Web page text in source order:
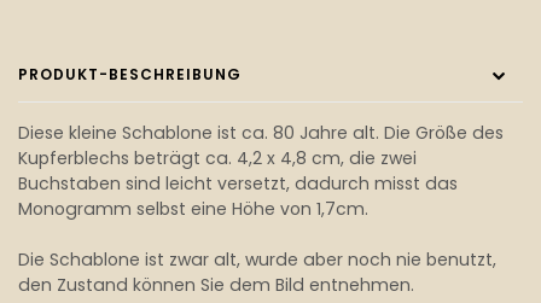
PRODUKT-BESCHREIBUNG
Diese kleine Schablone ist ca. 80 Jahre alt. Die Größe des
Kupferblechs beträgt ca. 4,2 x 4,8 cm, die zwei
Buchstaben sind leicht versetzt, dadurch misst das
Monogramm selbst eine Höhe von 1,7cm.
Die Schablone ist zwar alt, wurde aber noch nie benutzt,
den Zustand können Sie dem Bild entnehmen.